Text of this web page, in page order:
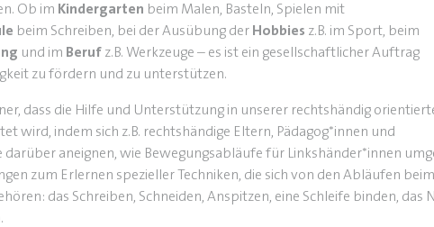
Ob im Kindergarten beim Malen, Basteln, Spielen mit
beim Schreiben, bei der Ausübung der Hobbies z.B. im Sport, beim
und im Beruf z.B. Werkzeuge – es ist ein gesellschaftlicher Auftrag
zu fördern und zu unterstützen.
dass die Hilfe und Unterstützung in unserer rechtshändig
wird, indem sich z.B. rechtshändige Eltern, Pädagog*innen und
aneignen, wie Bewegungsabläufe für Linkshänder*innen
zum Erlernen spezieller Techniken, die sich von den Abläufen beim
das Schreiben, Schneiden, Anspitzen, eine Schleife binden, das